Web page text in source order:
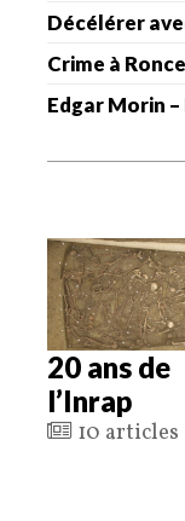
Décélérer
Crime à
Edgar Morin
20 ans de
l’Inrap
10 articles